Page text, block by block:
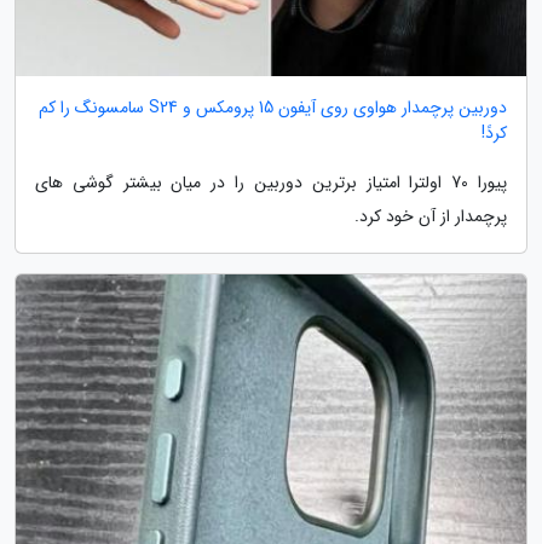
دوربین پرچمدار هواوی روی آیفون 15 پرومکس و S24 سامسونگ را کم
کردً!
پیورا 70 اولترا امتیاز برترین دوربین را در میان بیشتر گوشی های
پرچمدار از آن خود کرد.